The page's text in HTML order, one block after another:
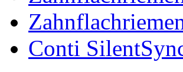
Conti